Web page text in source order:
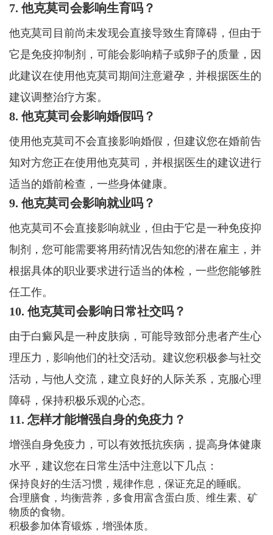
7. 他克莫司会影响生育吗？
他克莫司目前尚未发现会直接导致生育障碍，但由于
它是免疫抑制剂，可能会影响精子或卵子的质量，因
此建议在使用他克莫司期间注意避孕，并根据医生的
建议调整治疗方案。
8. 他克莫司会影响婚假吗？
使用他克莫司不会直接影响婚假，但建议您在婚前告
知对方您正在使用他克莫司，并根据医生的建议进行
适当的婚前检查，一些身体健康。
9. 他克莫司会影响就业吗？
他克莫司不会直接影响就业，但由于它是一种免疫抑
制剂，您可能需要将用药情况告知您的潜在雇主，并
根据具体的职业要求进行适当的体检，一些您能够胜
任工作。
10. 他克莫司会影响日常社交吗？
由于白癜风是一种皮肤病，可能导致部分患者产生心
理压力，影响他们的社交活动。建议您积极参与社交
活动，与他人交流，建立良好的人际关系，克服心理
障碍，保持积极乐观的心态。
11. 怎样才能增强自身的免疫力？
增强自身免疫力，可以有效抵抗疾病，提高身体健康
水平，建议您在日常生活中注意以下几点：
保持良好的生活习惯，规律作息，保证充足的睡眠。
合理膳食，均衡营养，多食用富含蛋白质、维生素、矿
物质的食物。
积极参加体育锻炼，增强体质。